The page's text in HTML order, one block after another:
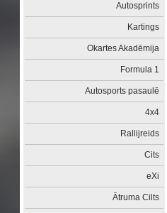
Autosprints
Kartings
Okartes Akadēmija
Formula 1
Autosports pasaulē
4x4
Rallijreids
Cits
eXi
Ātruma Cilts